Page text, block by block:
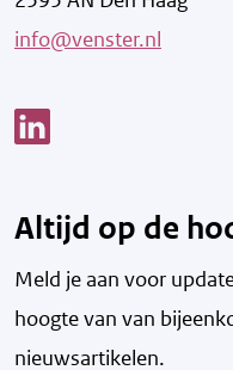
info@venster.nl
Altijd op de
Meld je aan voor
hoogte van van
nieuwsartikelen.